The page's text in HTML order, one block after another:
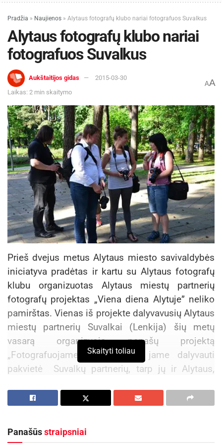
Pradžia » Naujienos » Alytaus fotografų klubo nariai fotografuos Suvalkus
Alytaus fotografų klubo nariai
fotografuos Suvalkus
Aukštaitijos gidas
2015-03-30
Laikas: 2 min skaitymo
AA
Prieš dvejus metus Alytaus miesto savivaldybės
iniciatyva pradėtas ir kartu su Alytaus fotografų
klubu organizuotas Alytaus miestų partnerių
fotografų projektas „Viena diena Alytuje” neliko
pamirštas. Vienas iš projekte dalyvavusių Alytaus
miestų partnerių Suvalkai (Lenkija) šių metų
vasarą organizuoja panašų projektą
„Fotografuojame Suvalkus” ir jame dalyvauti
pakvietė Suvalkų partnerių, tarp jų ir Alytaus,
birželio 6–7 d. atstovaus du Alytaus fotografai –
Projekto metu 10–15 užsienio fotografų
Skaityti toliau
Panašūsstraipsniai